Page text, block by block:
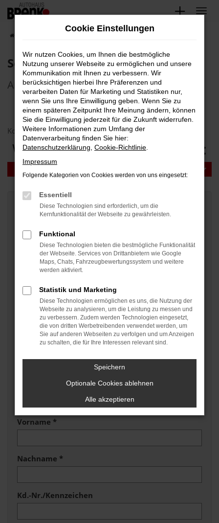
Zum
springen
Serviceanfrage
Serviceanfrage
Anmeldung & Terminvereinbarung
Kontakt und Öffnungszeiten
Wählen Sie Ihren Standort:
Service-Anfrage
Angaben zum Fahrzeug
Marke und Modell
Erstzulassung/Baujahr
Fahrgestellnummer (wenn zur Hand)
Vorname *
Nachname *
Kd.-Nr./Kennzeichen
Cookie Einstellungen
Wir nutzen Cookies, um Ihnen die bestmögliche
Nutzung unserer Webseite zu ermöglichen und unsere
Kommunikation mit Ihnen zu verbessern. Wir
berücksichtigen hierbei Ihre Präferenzen und
verarbeiten Daten für Marketing und Statistiken nur,
wenn Sie uns Ihre Einwilligung geben. Wenn Sie zu
einem späteren Zeitpunkt Ihre Meinung ändern, können
Sie die Einwilligung jederzeit für die Zukunft widerrufen.
Weitere Informationen zum Umfang der
Datenverarbeitung finden Sie hier:
Datenschutzerklärung Cookie-Richtlinie
Impressum
Folgende Kategorien von Cookies werden von uns eingesetzt:
Essentiell
Diese Technologien sind erforderlich, um die
Kernfunktionalität der Webseite zu gewährleisten.
Funktional
Diese Technologien bieten die bestmögliche Funktionalität
der Webseite. Services von Drittanbietern wie Google
Maps, Chats, Fahrzeugbewertungssystem und weitere
werden aktiviert.
Statistik und Marketing
Diese Technologien ermöglichen es uns, die Nutzung der
Webseite zu analysieren, um die Leistung zu messen und
zu verbessern. Zudem werden Technologien eingesetzt,
die von dritten Werbetreibenden verwendet werden, um
Sie auf anderen Webseiten zu verfolgen und um Anzeigen
zu schalten, die für Ihre Interessen relevant sind.
Speichern
Optionale Cookies ablehnen
Alle akzeptieren